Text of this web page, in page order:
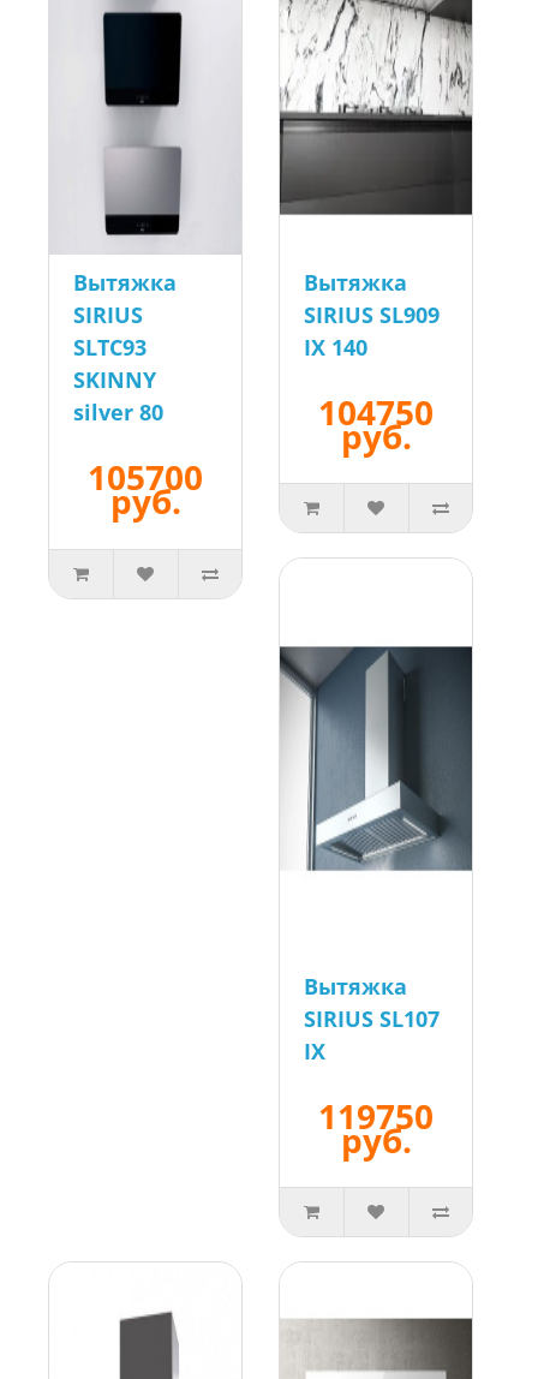
Вытяжка
SIRIUS
SLTC93
SKINNY
silver 80
105700
руб.
Вытяжка
SIRIUS SL909
IX 140
104750
руб.
Вытяжка
SIRIUS SL107
IX
119750
руб.